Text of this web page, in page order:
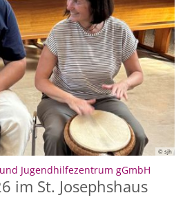
© sjh
Jugendhilfezentrum gGmbH
im St. Josephshaus